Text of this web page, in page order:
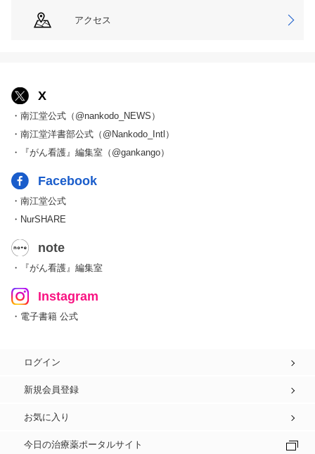
アクセス
X
・南江堂公式（@nankodo_NEWS）
・南江堂洋書部公式（@Nankodo_Intl）
・『がん看護』編集室（@gankango）
Facebook
・南江堂公式
・NurSHARE
note
・『がん看護』編集室
Instagram
・電子書籍 公式
ログイン
新規会員登録
お気に入り
今日の治療薬ポータルサイト